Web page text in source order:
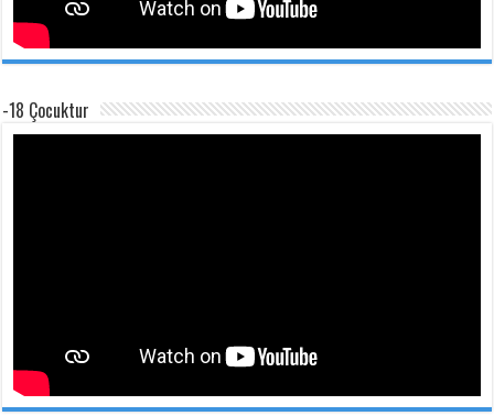
-18 Çocuktur